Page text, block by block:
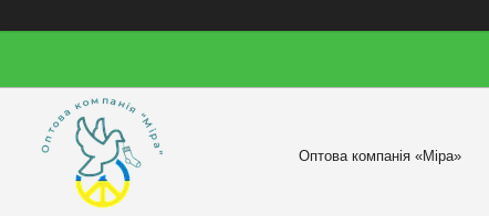
Оптова компанія «Міра»